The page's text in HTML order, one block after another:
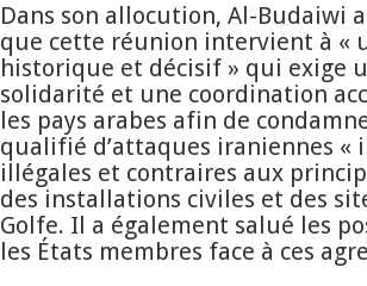
Dans son allocution, Al-Budaiwi
que cette réunion intervient à «
historique et décisif » qui exige
solidarité et une coordination
les pays arabes afin de
qualifié d’attaques iraniennes «
illégales et contraires aux
des installations civiles et des
Golfe. Il a également salué les
les États membres face à ces